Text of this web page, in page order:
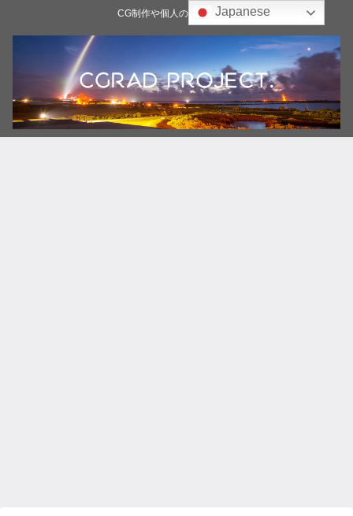
CG制作や個人の雑記ブログJapanese